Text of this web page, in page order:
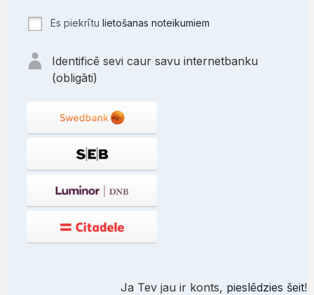
Es piekrītu lietošanas noteikumiem
Identificē sevi caur savu internetbanku
(obligāti)
Ja Tev jau ir konts, pieslēdzies šeit!